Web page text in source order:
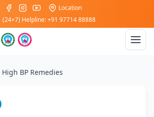
Location
(24×7) Helpline: +91 97714 88888
High BP Remedies